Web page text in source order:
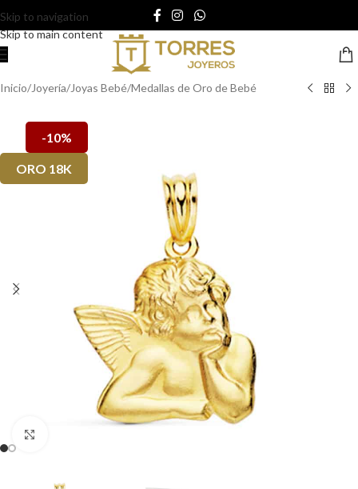
Skip to navigation
Skip to main content
Inicio/Joyería/Joyas Bebé/Medallas de Oro de Bebé
-10%
ORO 18K